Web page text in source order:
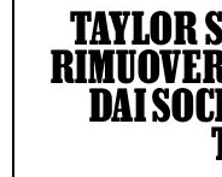
TAYLOR
DAI